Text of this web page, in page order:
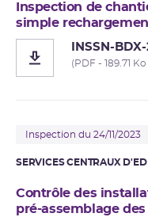
Inspection de
simple
INSSN-
(PDF - 189.71 Ko
Inspection du 24/11/2023
SERVICES CENTRAUX
Contrôle des
pré-assemblage